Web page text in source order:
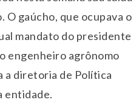
O gaúcho, que ocupava o
mandato do presidente
engenheiro agrônomo
a diretoria de Política
entidade.